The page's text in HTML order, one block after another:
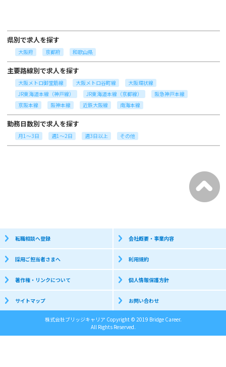
県別で求人を探す
大阪府 京都府 和歌山県
主要路線別で求人を探す
大阪メトロ御堂筋線 大阪メトロ谷町線
大阪環状線
JR東海道本線（神戸線）
JR東海道本線（京都線）
阪急神戸本線
京阪本線
阪神本線 近鉄大阪線 南海本線
勤務日数別で求人を探す
月1～3日 週1～2日 週3日以上 その他
転職相談へ登録 会社概要・事業内容
採用ご担当者さまへ 利用規約
著作権・リンクについて 個人情報保護方針
サイトマップ お問い合わせ
株式会社ブリッジキャリア Copyright © 2019 Bridge Career.
All Rights Reserved.